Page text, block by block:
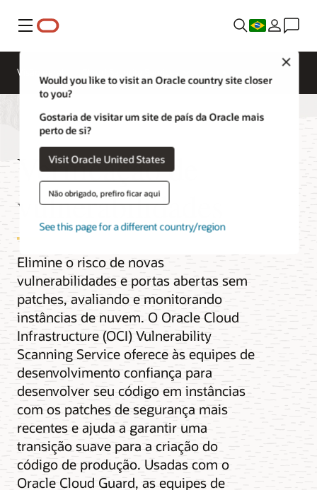
Menu
Would you like to visit an Oracle country site closer
to you?
Gostaria de visitar um site de país da Oracle mais
perto de si?
Visit Oracle United States
Não obrigado, prefiro ficar aqui
See this page for a different country/region
Visão geral
Verificação de
vulnerabilidades
Elimine o risco de novas
vulnerabilidades e portas abertas sem
patches, avaliando e monitorando
instâncias de nuvem. O Oracle Cloud
Infrastructure (OCI) Vulnerability
Scanning Service oferece às equipes de
desenvolvimento confiança para
desenvolver seu código em instâncias
com os patches de segurança mais
recentes e ajuda a garantir uma
transição suave para a criação do
código de produção. Usadas com o
Oracle Cloud Guard, as equipes de